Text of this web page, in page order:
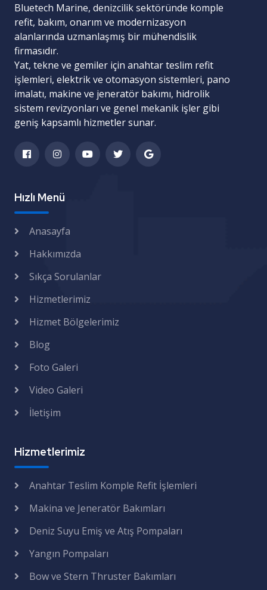
Bluetech Marine, denizcilik sektöründe komple
refit, bakım, onarım ve modernizasyon
alanlarında uzmanlaşmış bir mühendislik
firmasıdır.
Yat, tekne ve gemiler için anahtar teslim refit
işlemleri, elektrik ve otomasyon sistemleri, pano
imalatı, makine ve jeneratör bakımı, hidrolik
sistem revizyonları ve genel mekanik işler gibi
geniş kapsamlı hizmetler sunar.
Hızlı Menü
Anasayfa
Hakkımızda
Sıkça Sorulanlar
Hizmetlerimiz
Hizmet Bölgelerimiz
Blog
Foto Galeri
Video Galeri
İletişim
Hizmetlerimiz
Anahtar Teslim Komple Refit İşlemleri
Makina ve Jeneratör Bakımları
Deniz Suyu Emiş ve Atış Pompaları
Yangın Pompaları
Bow ve Stern Thruster Bakımları